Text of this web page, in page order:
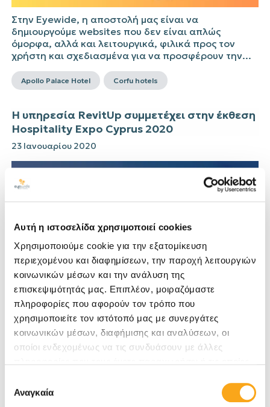
Αυτή η ιστοσελίδα χρησιμοποιεί cookies
Χρησιμοποιούμε cookie για την εξατομίκευση
περιεχομένου και διαφημίσεων, την παροχή λειτουργιών
κοινωνικών μέσων και την ανάλυση της
επισκεψιμότητάς μας. Επιπλέον, μοιραζόμαστε
πληροφορίες που αφορούν τον τρόπο που
χρησιμοποιείτε τον ιστότοπό μας με συνεργάτες
κοινωνικών μέσων, διαφήμισης και αναλύσεων, οι
οποίοι ενδεχομένως να τις συνδυάσουν με άλλες
των υπηρεσιών τους. Αν συνεχίσετε να χρησιμοποιείτε
συγκατάθεσης
Αναγκαία
Στην Eyewide, η αποστολή μας είναι να
δημιουργούμε websites που δεν είναι απλώς
όμορφα, αλλά και λειτουργικά, φιλικά προς τον
χρήστη και σχεδιασμένα για να προσφέρουν την...
Apollo Palace Hotel Corfu hotels
Η υπηρεσία RevitUp συμμετέχει στην έκθεση
Hospitality Expo Cyprus 2020
23 Ιανουαρίου 2020
Η Eyewide Digital Marketing Agency σας προσκαλεί
στο Hospitality Expo Cyprus, την 1η Διεθνή Έκθεση
για Ξενοδοχεία & Τουριστικά Καταλύματα που
πραγματοποιείται στον...
Η Eyewide διακρίθηκε ως Best Hotel Digital